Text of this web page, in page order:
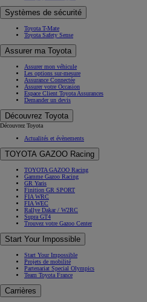
Systèmes de sécurité
Toyota T-Mate
Toyota Safety Sense
Assurer ma Toyota
Assurer mon véhicule
Les options sur-mesure
Assurance Connectée
Assurer votre Occasion
Espace Client Toyota Assurances
Demander un devis
Découvrez Toyota
Découvrez Toyota
Actualités et évènements
TOYOTA GAZOO Racing
TOYOTA GAZOO Racing
Gamme Gazoo Racing
GR Yaris
Finition GR SPORT
FIA WRC
FIA WEC
Rallye Dakar / W2RC
Supra GT4
Trouvez votre Gazoo Center
Start Your Impossible
Start Your Impossible
Projets de mobilité
Partenariat Special Olympics
Team Toyota France
Carrières